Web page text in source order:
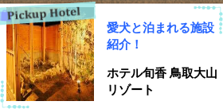
愛犬と泊まれる施設
紹介！
ホテル旬香 鳥取大山
リゾート